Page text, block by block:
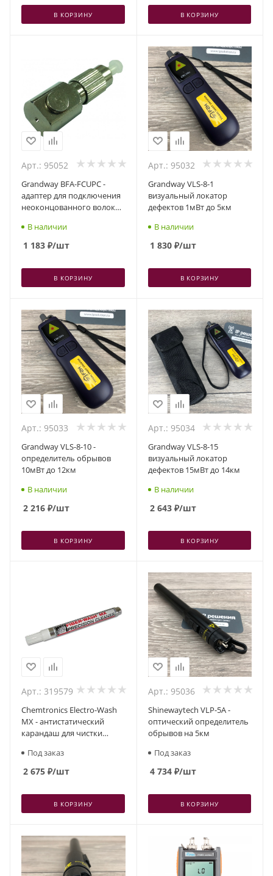
В КОРЗИНУ В КОРЗИНУ
Арт.: 95052
Grandway BFA-FCUPC -
адаптер для подключения
неоконцованного волокна
В наличии
1 183 ₽/шт
В КОРЗИНУ
Арт.: 95032
Grandway VLS-8-1
визуальный локатор
дефектов 1мВт до 5км
В наличии
1 830₽/шт
В КОРЗИНУ
Арт.: 95033
Grandway VLS-8-10 -
определитель обрывов
10мВт до 12км
В наличии
2 216 ₽/шт
В КОРЗИНУ
Арт.: 95034
Grandway VLS-8-15
визуальный локатор
дефектов 15мВт до 14км
В наличии
2 643₽/шт
В КОРЗИНУ
Арт.: 319579
Chemtronics Electro-Wash
MX - антистатический
карандаш для чистки
Под заказ
2 675 ₽/шт
В КОРЗИНУ
Арт.: 95036
Shinewaytech VLP-5A -
оптический определитель
обрывов на 5км
Под заказ
4 734₽/шт
В КОРЗИНУ